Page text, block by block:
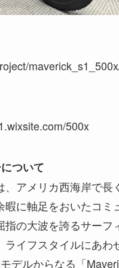
500x
ついて
アメリカ西海岸で
に軸足をおいたコ
の大波を誇るサー
ライフスタイルにあ
デルからなる「